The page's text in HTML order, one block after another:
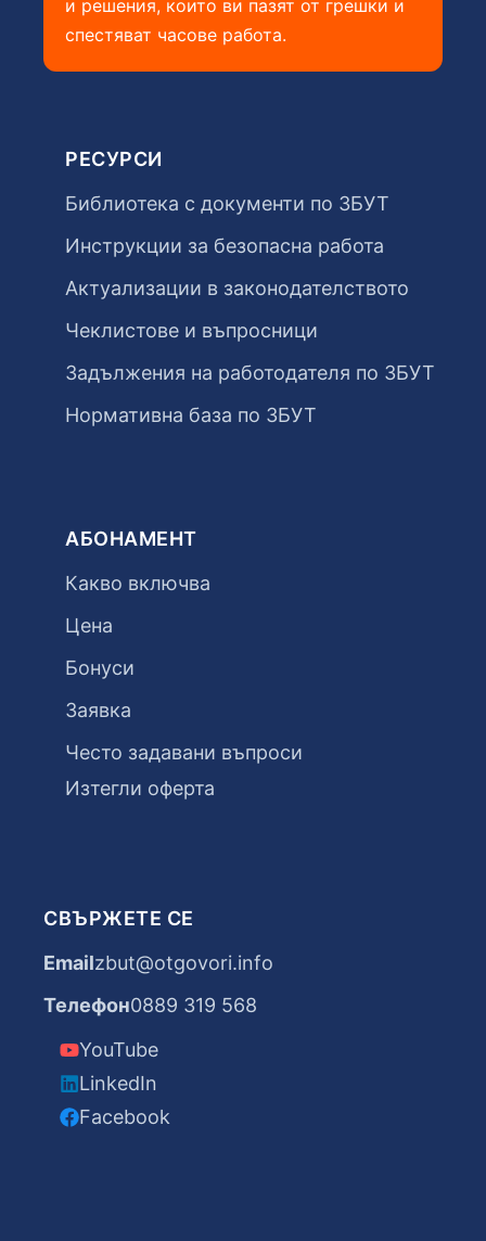
и решения, които ви пазят от грешки и
спестяват часове работа.
РЕСУРСИ
Библиотека с документи по ЗБУТ
Инструкции за безопасна работа
Актуализации в законодателството
Чеклистове и въпросници
Задължения на работодателя по ЗБУТ
Нормативна база по ЗБУТ
АБОНАМЕНТ
Какво включва
Цена
Бонуси
Заявка
Често задавани въпроси
Изтегли оферта
СВЪРЖЕТЕ СЕ
Emailzbut@otgovori.info
Телефон0889 319 568
YouTube
LinkedIn
Facebook